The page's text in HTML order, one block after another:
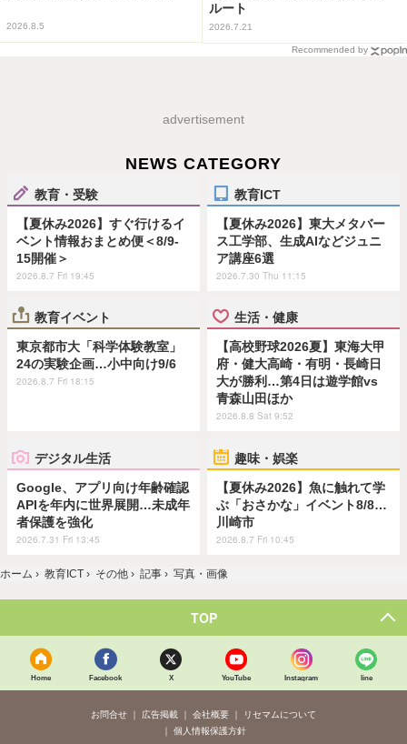
2026.8.5
ルート
2026.7.21
Recommended by
advertisement
NEWS CATEGORY
教育・受験
【夏休み2026】すぐ行けるイ
ベント情報おまとめ便＜8/9-
15開催＞
2026.8.7 Fri 19:45
教育ICT
【夏休み2026】東大メタバー
ス工学部、生成AIなどジュニ
ア講座6選
2026.7.30 Thu 11:15
教育イベント
東京都市大「科学体験教室」
24の実験企画…小中向け9/6
2026.8.7 Fri 18:15
生活・健康
【高校野球2026夏】東海大甲
府・健大高崎・有明・長崎日
大が勝利…第4日は遊学館vs
青森山田ほか
2026.8.8 Sat 9:52
デジタル生活
Google、アプリ向け年齢確認
APIを年内に世界展開…未成年
者保護を強化
2026.7.31 Fri 13:45
趣味・娯楽
【夏休み2026】魚に触れて学
ぶ「おさかな」イベント8/8…
川崎市
2026.8.7 Fri 10:45
ホーム › 教育ICT › その他 › 記事 › 写真・画像
TOP
Home Facebook X YouTube Instagram line
お問合せ 広告掲載 会社概要
リセマムについて
個人情報保護方針